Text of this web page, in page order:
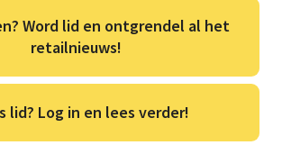
Word lid en ontgrendel al het
retailnieuws!
lid? Log in en lees verder!